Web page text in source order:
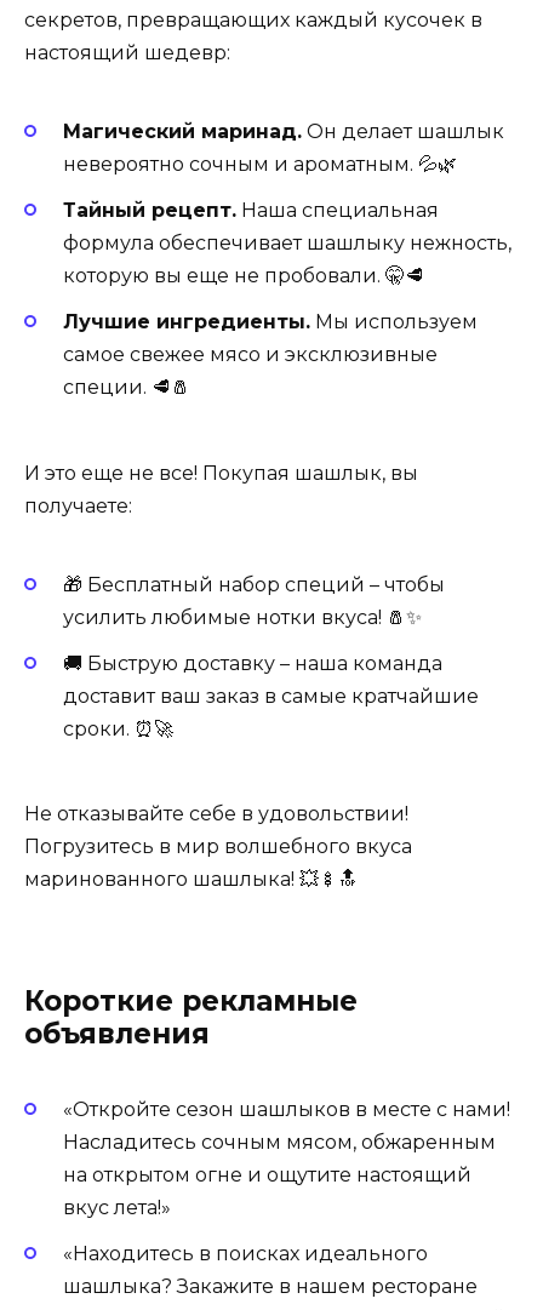
секретов, превращающих каждый кусочек в
настоящий шедевр:
Магический маринад. Он делает шашлык
невероятно сочным и ароматным. 💦🌿
Тайный рецепт. Наша специальная
формула обеспечивает шашлыку нежность,
которую вы еще не пробовали. 🤫🥩
Лучшие ингредиенты. Мы используем
самое свежее мясо и эксклюзивные
специи. 🥩🧂
И это еще не все! Покупая шашлык, вы
получаете:
🎁 Бесплатный набор специй – чтобы
усилить любимые нотки вкуса! 🧂✨
🚚 Быструю доставку – наша команда
доставит ваш заказ в самые кратчайшие
сроки. ⏰🚀
Не отказывайте себе в удовольствии!
Погрузитесь в мир волшебного вкуса
маринованного шашлыка! 💥🍢🔝
Короткие рекламные
объявления
«Откройте сезон шашлыков в месте с нами!
Насладитесь сочным мясом, обжаренным
на открытом огне и ощутите настоящий
вкус лета!»
«Находитесь в поисках идеального
шашлыка? Закажите в нашем ресторане